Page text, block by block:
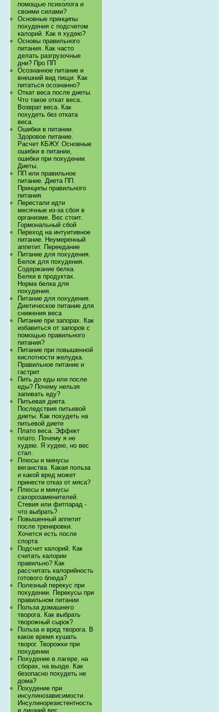
помощью психолога и
своими силами?
Основные принципы
похудения с подсчетом
калорий. Как я худею?
Основы правильного
питания. Как часто
делать разгрузочные
дни? Про ПП
Осознанное питание и
внешний вид пищи. Как
питаться осознанно?
Откат веса после диеты.
Что такое откат веса.
Возврат веса. Как
похудеть без отката
веса.
Ошибки в питании.
Здоровое питание.
Расчет КБЖУ. Основные
ошибки в питании,
ошибки при похудении.
Диеты.
ПП или правильное
питание. Диета ПП.
Принципы правильного
питания
Перестали идти
месячные из-за сбоя в
организме. Вес стоит.
Гормональный сбой
Переход на интуитивное
питание. Неумеренный
аппетит. Переедание
Питание для похудения.
Белок для похудения.
Содержание белка.
Белки в продуктах.
Норма белка для
похудения.
Питание для похудения.
Диетическое питание для
снижения веса
Питание при запорах. Как
избавиться от запоров с
помощью правильного
питания?
Питание при повышенной
кислотности желудка.
Правильное питание и
гастрит
Пить до еды или после
еды? Почему нельзя
запивать еду?
Питьевая диета.
Последствия питьевой
диеты. Как похудеть на
питьевой диете
Плато веса. Эффект
плато. Почему я не
худею. Я худею, но вес
стал.
Плюсы и минусы
веганства. Какая польза
и какой вред может
принести отказ от мяса?
Плюсы и минусы
сахорозаменителей.
Стевия или фитпарад -
что выбрать?
Повышенный аппетит
после тренировки.
Хочется есть после
спорта
Подсчет калорий. Как
считать калории
правильно? Как
рассчитать калорийность
готового блюда?
Полезный перекус при
похудении. Перекусы при
правильном питании
Польза домашнего
творога. Как выбрать
творожный сырок?
Польза и вред творога. В
какое время кушать
творог. Творожки при
похудении
Похудение в лагере, на
сборах, на вызде. Как
безопасно похудеть не
дома?
Похудение при
инсулинозависимости.
Инсулинорезистентность
и лишний вес